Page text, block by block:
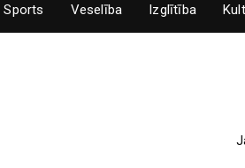
Sports Veselība Izglītība